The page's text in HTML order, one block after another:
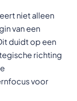
niet alleen
van een
duidt op een
richting
voor